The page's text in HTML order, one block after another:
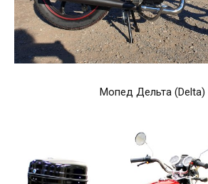
Мопед Дельта (Delta)